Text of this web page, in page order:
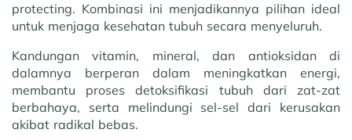
protecting. Kombinasi ini menjadikannya pilihan ideal
untuk menjaga kesehatan tubuh secara menyeluruh.
Kandungan vitamin, mineral, dan antioksidan di
dalamnya berperan dalam meningkatkan energi,
membantu proses detoksifikasi tubuh dari zat-zat
berbahaya, serta melindungi sel-sel dari kerusakan
akibat radikal bebas.